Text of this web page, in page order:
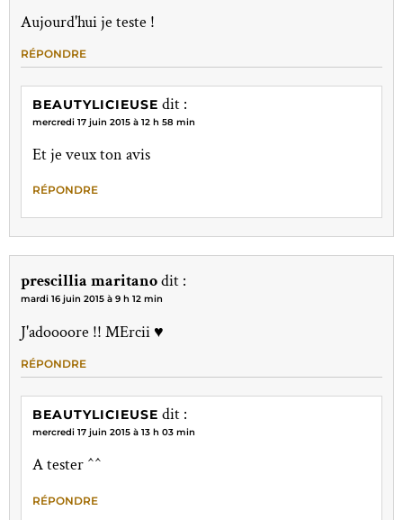
Aujourd'hui je teste !
RÉPONDRE
BEAUTYLICIEUSE dit :
mercredi 17 juin 2015 à 12 h 58 min
Et je veux ton avis
RÉPONDRE
prescillia maritanodit :
mardi 16 juin 2015 à 9 h 12 min
J'adoooore !! MErcii ♥
RÉPONDRE
BEAUTYLICIEUSE dit :
mercredi 17 juin 2015 à 13 h 03 min
A tester ^^
RÉPONDRE